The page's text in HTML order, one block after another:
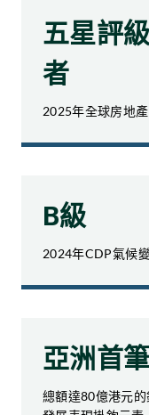
五星評
者
2025年全球房地產
B級
2024年CDP氣候
亞洲首筆
總額達80億港元